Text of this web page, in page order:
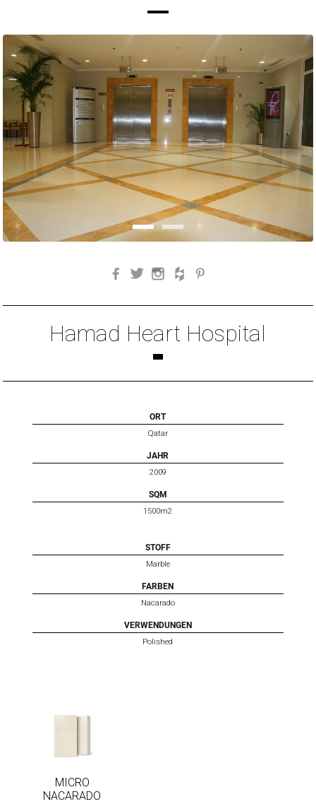
Facebook
TwitterInstagram
Houzz
Hamad Heart Hospital
ORT
Qatar
JAHR
2009
SQM
1500m2
STOFF
Marble
FARBEN
Nacarado
VERWENDUNGEN
Polished
NACARADO
MICRO
NACARADO